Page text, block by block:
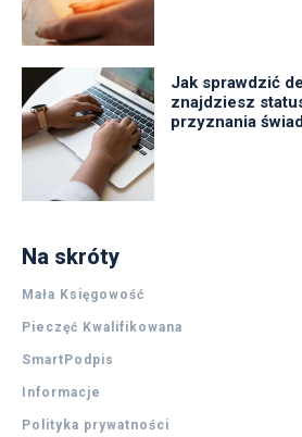
Jak sprawdzić
znajdziesz
przyznania
Na skróty
Mała Księgowość
Pieczęć Kwalifikowana
SmartPodpis
Informacje
Polityka prywatności